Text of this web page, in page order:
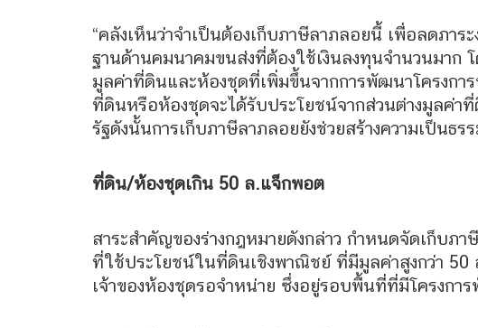
“คลังเห็นว่าจำเป็นต้องเก็บภาษีลาภลอยนี้ เพื่อลดภา
ฐานด้านคมนาคมขนส่งที่ต้องใช้เงินลงทุนจำนวนมาก
มูลค่าที่ดินและห้องชุดที่เพิ่มขึ้นจากการพัฒนาโครงการ
ที่ดินหรือห้องชุดจะได้รับประโยชน์จากส่วนต่างมูลค่า
รัฐดังนั้นการเก็บภาษีลาภลอยยังช่วยสร้างความเป็นธร
ที่ดิน/ห้องชุดเกิน 50 ล.แจ็กพอต
สาระสำคัญของร่างกฎหมายดังกล่าว กำหนดจัดเก็บ
ที่ใช้ประโยชน์ในที่ดินเชิงพาณิชย์ ที่มีมูลค่าสูงกว่า
เจ้าของห้องชุดรอจำหน่าย ซึ่งอยู่รอบพื้นที่ที่มีโครงกา